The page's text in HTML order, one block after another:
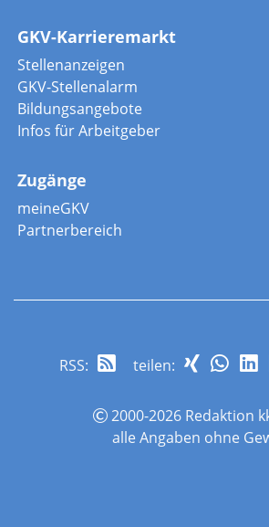
GKV-Karrieremarkt
Stellenanzeigen
GKV-Stellenalarm
Bildungsangebote
Infos für Arbeitgeber
Zugänge
meineGKV
Partnerbereich
RSS: teilen:
2000-2026 Redaktion
alle Angaben ohne